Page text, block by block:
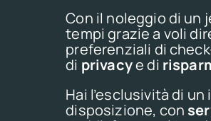
Con il noleggio di un
tempi grazie a voli
preferenziali di
di privacye di
Hai l’esclusività di
disposizione, con